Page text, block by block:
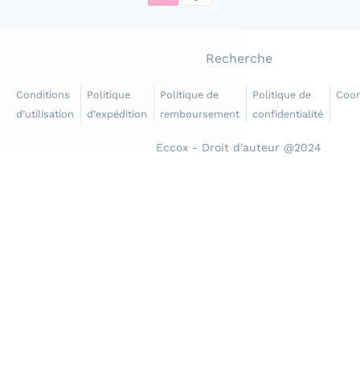
Eccox - Droit d'auteur @2024
Recherche
Conditions
d’utilisation
Politique
d’expédition
Politique de
remboursement
Politique de
confidentialité